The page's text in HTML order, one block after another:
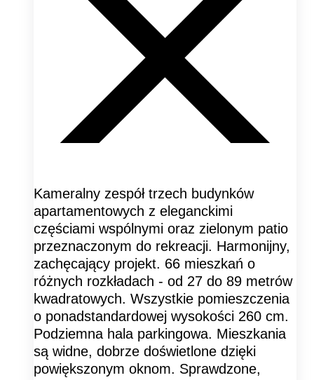
Kameralny zespół trzech budynków
apartamentowych z eleganckimi
częściami wspólnymi oraz zielonym patio
przeznaczonym do rekreacji. Harmonijny,
zachęcający projekt. 66 mieszkań o
różnych rozkładach - od 27 do 89 metrów
kwadratowych. Wszystkie pomieszczenia
o ponadstandardowej wysokości 260 cm.
Podziemna hala parkingowa. Mieszkania
są widne, dobrze doświetlone dzięki
powiększonym oknom. Sprawdzone,